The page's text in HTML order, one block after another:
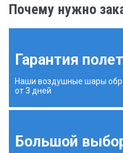
Почему нужно
Гарантия
Наши воздушные шары
от 3 дней
Большой